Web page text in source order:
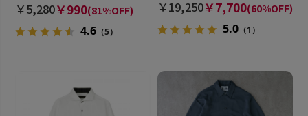
ズ
￥5,280￥990(81%OFF)
4.6（5）
￥19,250￥7,700(60%OFF)
5.0 （1）